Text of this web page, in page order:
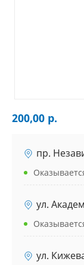
200,00 р.
пр.
ул.
ул.